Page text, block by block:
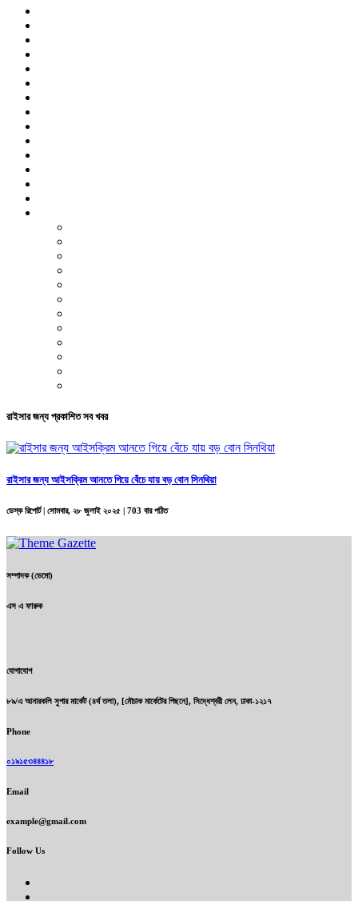
রাইসার জন্য প্রকাশিত সব খবর
রাইসার জন্য আইসক্রিম আনতে গিয়ে বেঁচে যায় বড় বোন সিনথিয়া
ডেস্ক রিপোর্ট | সোমবার, ২৮ জুলাই ২০২৫ | 703 বার পঠিত
সম্পাদক (ডেমো)
এস এ ফারুক
যোগাযোগ
৮৯/এ আনারকলি সুপার মার্কেট (৪র্থ তলা), [মৌচাক মার্কেটের পিছনে], সিদ্ধেশ্বরী লেন, ঢাকা-১২১৭
Phone
০১৯১৫৩৪৪৪১৮
Email
example@gmail.com
Follow Us